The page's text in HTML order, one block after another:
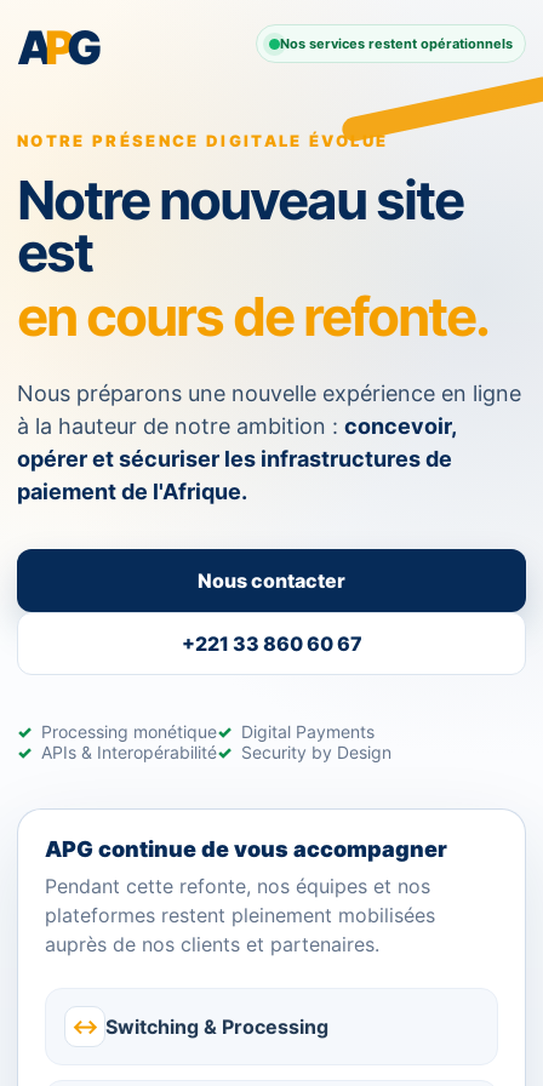
APG Nos services restent opérationnels
NOTRE PRÉSENCE DIGITALE ÉVOLUE
Notre nouveau site
est
en cours de refonte.
Nous préparons une nouvelle expérience en ligne
à la hauteur de notre ambition : concevoir,
opérer et sécuriser les infrastructures de
paiement de l'Afrique.
Nous contacter
+221 33 860 60 67
Processing monétique
Digital Payments
APIs & Interopérabilité
Security by Design
APG continue de vous accompagner
Pendant cette refonte, nos équipes et nos
plateformes restent pleinement mobilisées
auprès de nos clients et partenaires.
↔ Switching & Processing